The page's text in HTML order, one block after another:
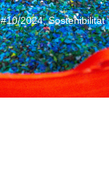
#10/2024,Sostenibilitat